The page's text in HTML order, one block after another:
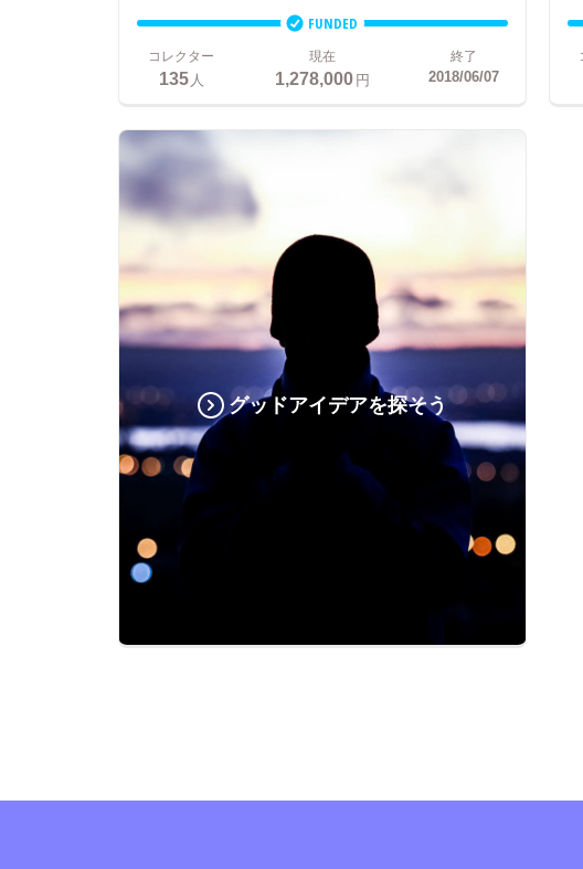
FUNDED
コレクター
135人
現在
1,278,000円
終了
2018/06/07
グッドアイデアを探そう